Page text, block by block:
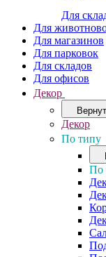
Для
Для
Для магазинов
Для парковок
Для складов
Для офисов
Декор
Декор
По типу
По